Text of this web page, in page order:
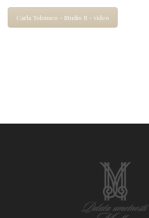
Carla Tolomeo - Studio B - video